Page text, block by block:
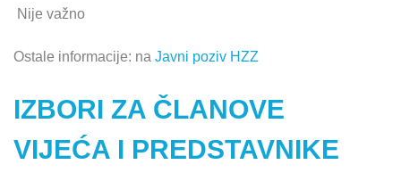
Nije važno
Ostale informacije: na Javni poziv HZZ
IZBORI ZA ČLANOVE
VIJEĆA I PREDSTAVNIKE